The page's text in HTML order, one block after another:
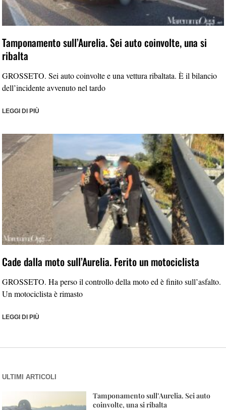
Tamponamento sull’Aurelia. Sei auto coinvolte, una si
ribalta
GROSSETO. Sei auto coinvolte e una vettura ribaltata. È il bilancio
dell’incidente avvenuto nel tardo
LEGGI DI PIÙ
Cade dalla moto sull’Aurelia. Ferito un motociclista
GROSSETO. Ha perso il controllo della moto ed è finito sull’asfalto.
Un motociclista è rimasto
LEGGI DI PIÙ
ULTIMI ARTICOLI
Tamponamento sull’Aurelia. Sei auto
coinvolte, una si ribalta